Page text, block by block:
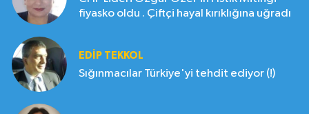
fiyasko oldu . Çiftçi hayal kırıklığına uğradı
EDIP TEKKOL
Sığınmacılar Türkiye'yi tehdit ediyor (!)